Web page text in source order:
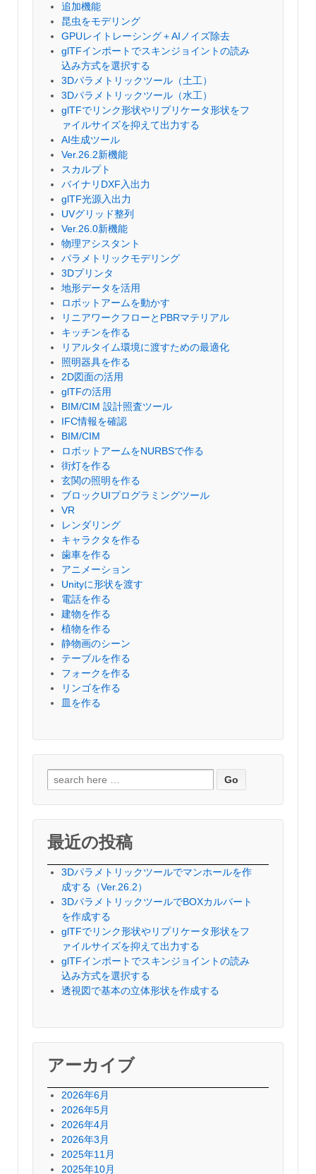
追加機能
昆虫をモデリング
GPUレイトレーシング＋AIノイズ除去
glTFインポートでスキンジョイントの読み
込み方式を選択する
3Dパラメトリックツール（土工）
3Dパラメトリックツール（水工）
glTFでリンク形状やリプリケータ形状をフ
ァイルサイズを抑えて出力する
AI生成ツール
Ver.26.2新機能
スカルプト
バイナリDXF入出力
glTF光源入出力
UVグリッド整列
Ver.26.0新機能
物理アシスタント
パラメトリックモデリング
3Dプリンタ
地形データを活用
ロボットアームを動かす
リニアワークフローとPBRマテリアル
キッチンを作る
リアルタイム環境に渡すための最適化
照明器具を作る
2D図面の活用
glTFの活用
BIM/CIM 設計照査ツール
IFC情報を確認
BIM/CIM
ロボットアームをNURBSで作る
街灯を作る
玄関の照明を作る
ブロックUIプログラミングツール
VR
レンダリング
キャラクタを作る
歯車を作る
アニメーション
Unityに形状を渡す
電話を作る
建物を作る
植物を作る
静物画のシーン
テーブルを作る
フォークを作る
リンゴを作る
皿を作る
検
索
対
象:
最近の投稿
3Dパラメトリックツールでマンホールを作
成する（Ver.26.2）
3DパラメトリックツールでBOXカルバート
を作成する
glTFでリンク形状やリプリケータ形状をフ
ァイルサイズを抑えて出力する
glTFインポートでスキンジョイントの読み
込み方式を選択する
透視図で基本の立体形状を作成する
アーカイブ
2026年6月
2026年5月
2026年4月
2026年3月
2025年11月
2025年10月